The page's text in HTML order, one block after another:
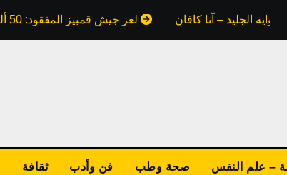
الجليد – آنا كافان لغز جيش قمبيز المفقود: 50 ألف جندي ابتلعتهم رمال مصر.. هل كذبت علينا كتب التاريخ؟
ثقافة فن وأدب صحة وطب – علم النفس